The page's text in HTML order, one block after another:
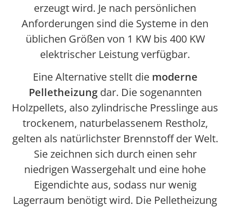
erzeugt wird. Je nach persönlichen
Anforderungen sind die Systeme in den
üblichen Größen von 1 KW bis 400 KW
elektrischer Leistung verfügbar.
Eine Alternative stellt die moderne
Pelletheizungdar. Die sogenannten
Holzpellets, also zylindrische Presslinge aus
trockenem, naturbelassenem Restholz,
gelten als natürlichster Brennstoff der Welt.
Sie zeichnen sich durch einen sehr
niedrigen Wassergehalt und eine hohe
Eigendichte aus, sodass nur wenig
Lagerraum benötigt wird. Die Pelletheizung